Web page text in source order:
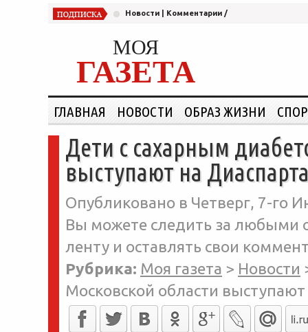
Новости Комментарии /
МОЯ
ГАЗЕТА
ГЛАВНАЯ НОВОСТИ ОБРАЗ ЖИЗНИ
Дети с сахарным
выступают на
Опубликовано в Четверг, 7-го
Вы можете следить за любыми
ленту и оставлять свои
Рубрика: Моя газета > Новости
Московской области